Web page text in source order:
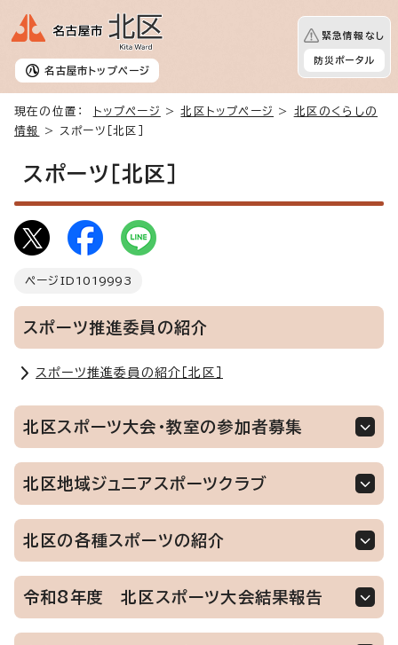
名古屋市 トップページ
緊急情報なし
防災ポータル
現在の位置： トップページ >北区トップページ > 北区のくらしの
情報
> スポーツ［北区］
スポーツ［北区］
ページID 1019993
スポーツ推進委員の紹介
スポーツ推進委員の紹介［北区］
北区スポーツ大会・教室の参加者募集
北区地域ジュニアスポーツクラブ
北区の各種スポーツの紹介
令和8年度 北区スポーツ大会結果報告